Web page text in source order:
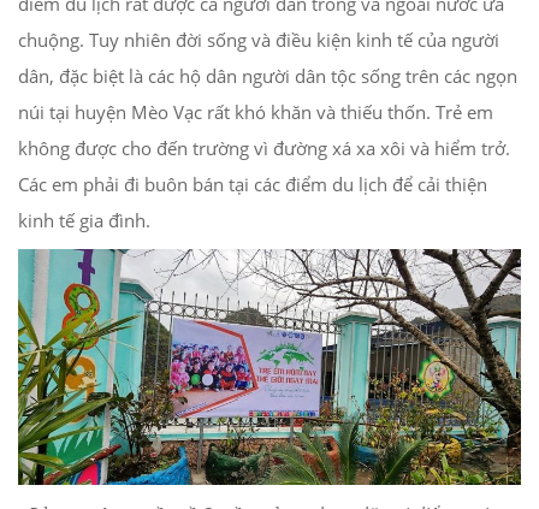
chuộng. Tuy nhiên đời sống và điều kiện kinh tế của người
dân, đặc biệt là các hộ dân người dân tộc sống trên các ngọn
núi tại huyện Mèo Vạc rất khó khăn và thiếu thốn. Trẻ em
không được cho đến trường vì đường xá xa xôi và hiểm trở.
Các em phải đi buôn bán tại các điểm du lịch để cải thiện
kinh tế gia đình.